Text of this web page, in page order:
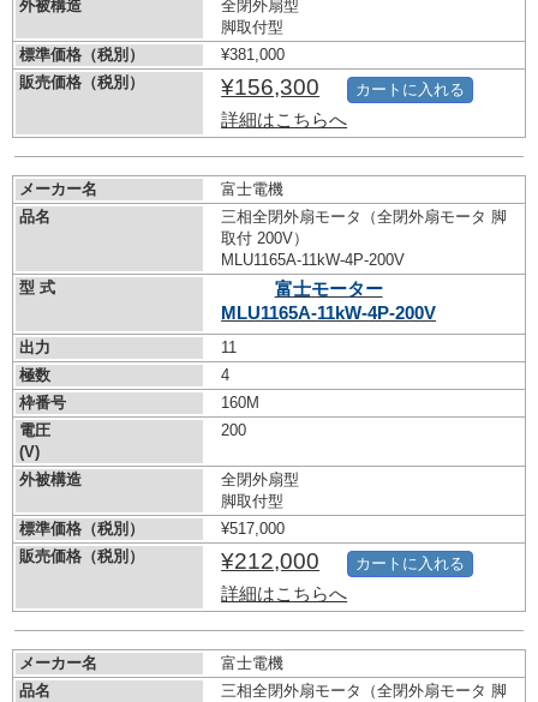
外被構造
全閉外扇型
脚取付型
標準価格（税別）
¥381,000
販売価格（税別）
¥156,300
詳細はこちらへ
カートに入れる
メーカー名
富士電機
品名
三相全閉外扇モータ（全閉外扇モータ 脚
取付 200V）
MLU1165A-11kW-4P-200V
型 式
富士モーター
MLU1165A-11kW-4P-200V
出力
11
極数
4
枠番号
160M
電圧
(V)
200
外被構造
全閉外扇型
脚取付型
標準価格（税別）
¥517,000
販売価格（税別）
¥212,000
詳細はこちらへ
カートに入れる
メーカー名
富士電機
品名
三相全閉外扇モータ（全閉外扇モータ 脚